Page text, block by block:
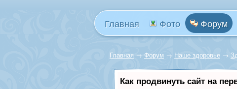
Главная Фото Форум
Главная → Форум → Наше здоровье →
Как продвинуть сайт на